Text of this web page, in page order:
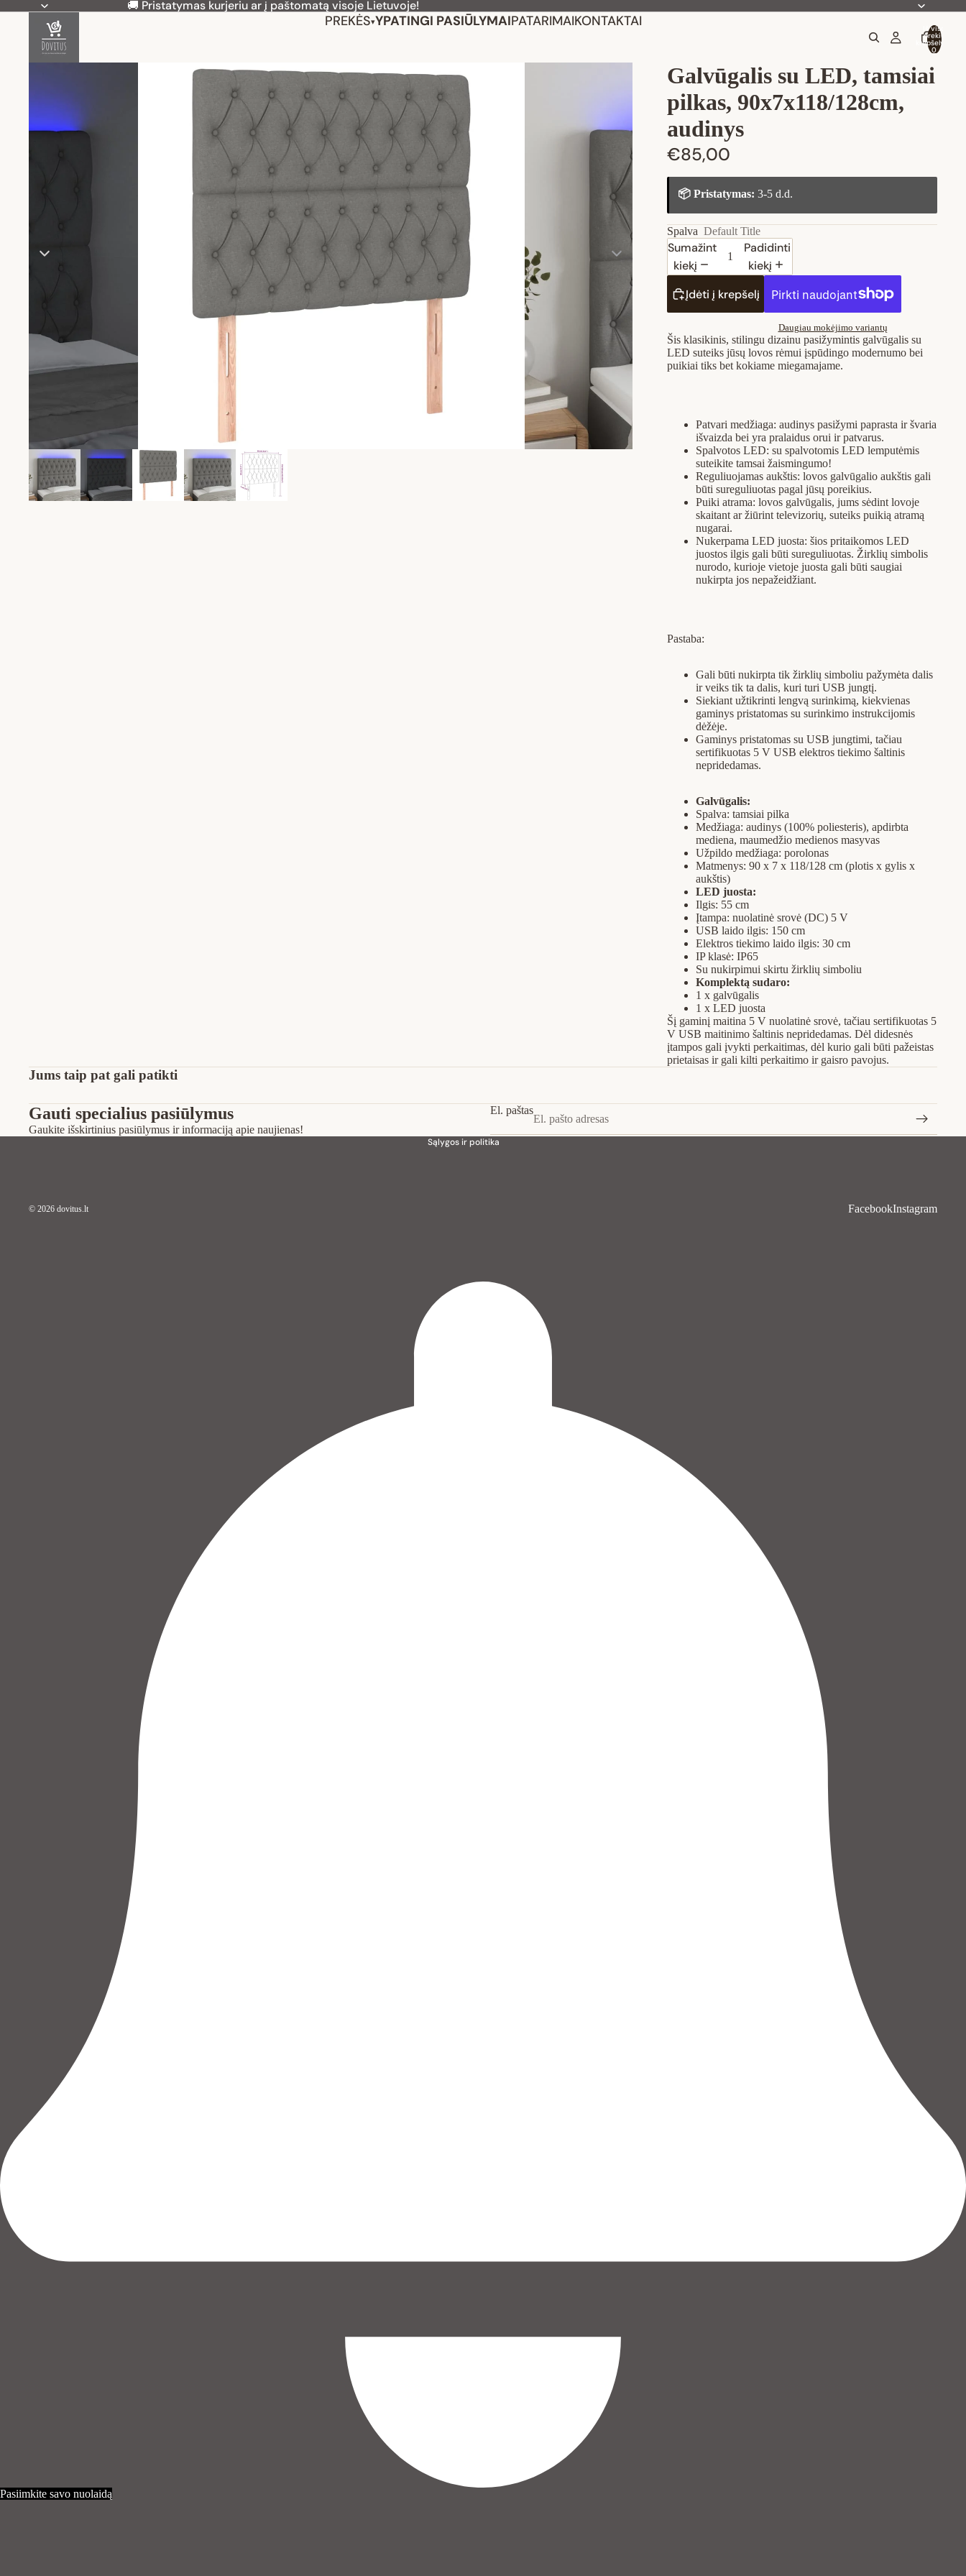
🚚 Pristatymas kurjeriu ar į paštomatą visoje Lietuvoje!
PREKĖS▾YPATINGI PASIŪLYMAIPATARIMAIKONTAKTAI Iš viso
prekių
krepšelyje:
0
Galvūgalis su LED, tamsiai
pilkas, 90x7x118/128cm,
audinys
€85,00
📦 Pristatymas: 3-5 d.d.
Spalva Default Title
Sumažinti
kiekį
Padidinti
kiekį
Įdėti į krepšelį
Daugiau mokėjimo variantų
Šis klasikinis, stilingu dizainu pasižymintis galvūgalis su
LED suteiks jūsų lovos rėmui įspūdingo modernumo bei
puikiai tiks bet kokiame miegamajame.
Patvari medžiaga: audinys pasižymi paprasta ir švaria
išvaizda bei yra pralaidus orui ir patvarus.
Spalvotos LED: su spalvotomis LED lemputėmis
suteikite tamsai žaismingumo!
Reguliuojamas aukštis: lovos galvūgalio aukštis gali
būti sureguliuotas pagal jūsų poreikius.
Puiki atrama: lovos galvūgalis, jums sėdint lovoje
skaitant ar žiūrint televizorių, suteiks puikią atramą
nugarai.
Nukerpama LED juosta: šios pritaikomos LED
juostos ilgis gali būti sureguliuotas. Žirklių simbolis
nurodo, kurioje vietoje juosta gali būti saugiai
nukirpta jos nepažeidžiant.
Pastaba:
Gali būti nukirpta tik žirklių simboliu pažymėta dalis
ir veiks tik ta dalis, kuri turi USB jungtį.
Siekiant užtikrinti lengvą surinkimą, kiekvienas
gaminys pristatomas su surinkimo instrukcijomis
dėžėje.
Gaminys pristatomas su USB jungtimi, tačiau
sertifikuotas 5 V USB elektros tiekimo šaltinis
nepridedamas.
Galvūgalis:
Spalva: tamsiai pilka
Medžiaga: audinys (100% poliesteris), apdirbta
mediena, maumedžio medienos masyvas
Užpildo medžiaga: porolonas
Matmenys: 90 x 7 x 118/128 cm (plotis x gylis x
aukštis)
LED juosta:
Ilgis: 55 cm
Įtampa: nuolatinė srovė (DC) 5 V
USB laido ilgis: 150 cm
Elektros tiekimo laido ilgis: 30 cm
IP klasė: IP65
Su nukirpimui skirtu žirklių simboliu
Komplektą sudaro:
1 x galvūgalis
1 x LED juosta
Šį gaminį maitina 5 V nuolatinė srovė, tačiau sertifikuotas 5
V USB maitinimo šaltinis nepridedamas. Dėl didesnės
įtampos gali įvykti perkaitimas, dėl kurio gali būti pažeistas
prietaisas ir gali kilti perkaitimo ir gaisro pavojus.
Jums taip pat gali patikti
Gauti specialius pasiūlymus
Gaukite išskirtinius pasiūlymus ir informaciją apie naujienas!
El. paštas
© 2026 dovitus.lt
Sąlygos ir politika
Teisinis pranešimas
FacebookInstagram
Pasiimkite savo nuolaidą